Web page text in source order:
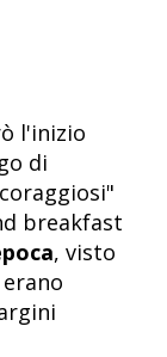
l'inizio
di
breakfast
, visto